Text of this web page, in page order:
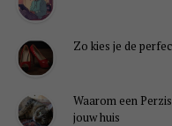
Zo kies je de
Waarom een
jouw huis